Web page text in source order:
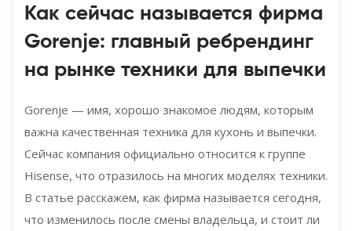
Как сейчас называется фирма
Gorenje: главный ребрендинг
на рынке техники для выпечки
Gorenje — имя, хорошо знакомое людям, которым
важна качественная техника для кухонь и выпечки.
Сейчас компания официально относится к группе
Hisense, что отразилось на многих моделях техники.
В статье расскажем, как фирма называется сегодня,
что изменилось после смены владельца, и стоит ли